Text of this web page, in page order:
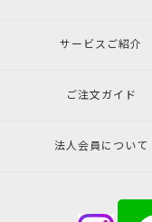
サービスご紹介
ご注文ガイド
法人会員について